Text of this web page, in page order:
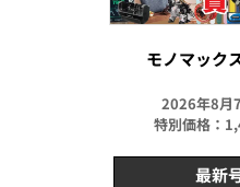
モノマック
2026年8月
特別価格：
最新